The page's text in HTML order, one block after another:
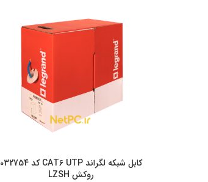
کابل شبکه لگراند CAT6 UTP کد 032754
روکش LZSH